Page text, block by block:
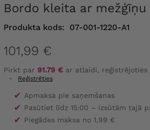
Bordo kleita ar
Produkta kods: 07-001-1220-A1
101,99 €
Pirkt par 91.79 € ar atlaidi, reģistrējoties
-
Reģistrēties
✔ Apmaksa pie saņemšanas
✔ Pasūtiet līdz 15:00 – izsūtām tajā
✔ Piegādes maksa no 1,99 €